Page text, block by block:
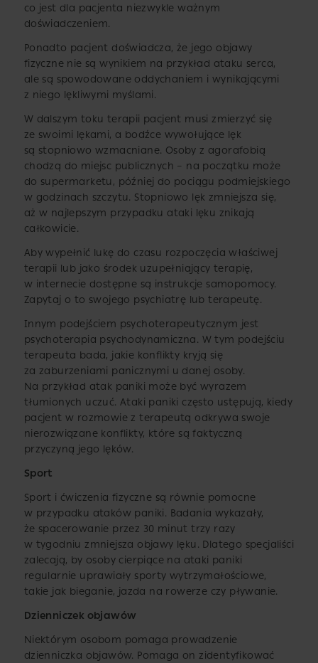
co jest dla pacjenta niezwykle ważnym
doświadczeniem.
Ponadto pacjent doświadcza, że jego objawy
fizyczne nie są wynikiem na przykład ataku serca,
ale są spowodowane oddychaniem i wynikającymi
z niego lękliwymi myślami.
W dalszym toku terapii pacjent musi zmierzyć się
ze swoimi lękami, a bodźce wywołujące lęk
są stopniowo wzmacniane. Osoby z agorafobią
chodzą do miejsc publicznych – na początku może
do supermarketu, później do pociągu podmiejskiego
w godzinach szczytu. Stopniowo lęk zmniejsza się,
aż w najlepszym przypadku ataki lęku znikają
całkowicie.
Aby wypełnić lukę do czasu rozpoczęcia właściwej
terapii lub jako środek uzupełniający terapię,
w internecie dostępne są instrukcje samopomocy.
Zapytaj o to swojego psychiatrę lub terapeutę.
Innym podejściem psychoterapeutycznym jest
psychoterapia psychodynamiczna. W tym podejściu
terapeuta bada, jakie konflikty kryją się
za zaburzeniami panicznymi u danej osoby.
Na przykład atak paniki może być wyrazem
tłumionych uczuć. Ataki paniki często ustępują, kiedy
pacjent w rozmowie z terapeutą odkrywa swoje
nierozwiązane konflikty, które są faktyczną
przyczyną jego lęków.
Sport
Sport i ćwiczenia fizyczne są równie pomocne
w przypadku ataków paniki. Badania wykazały,
że spacerowanie przez 30 minut trzy razy
w tygodniu zmniejsza objawy lęku. Dlatego specjaliści
zalecają, by osoby cierpiące na ataki paniki
regularnie uprawiały sporty wytrzymałościowe,
takie jak bieganie, jazda na rowerze czy pływanie.
Dzienniczek objawów
Niektórym osobom pomaga prowadzenie
dzienniczka objawów. Pomaga on zidentyfikować